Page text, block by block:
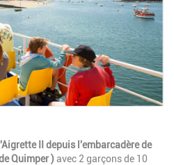
II depuis l'embarcadère de
Quimper )avec 2 garçons de 10